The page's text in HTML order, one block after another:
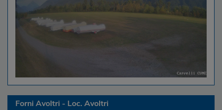
Forni Avoltri - Loc. Avoltri